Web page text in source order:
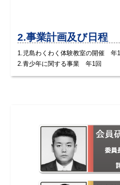
2.事業計画及び日程
1.児島わくわく体験教室の開催 年
2.青少年に関する事業 年1回